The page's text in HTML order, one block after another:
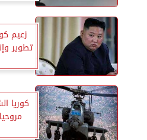
زعيم
تطوير
كوريا